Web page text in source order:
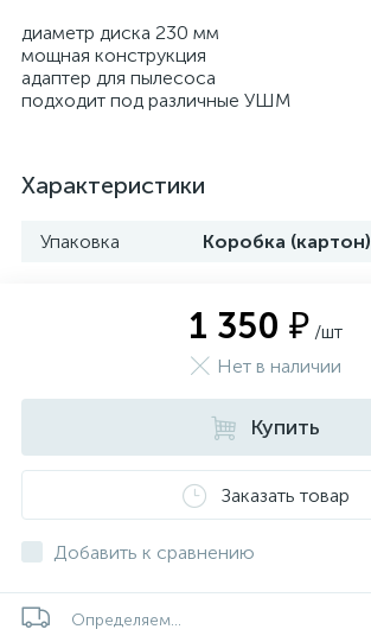
диаметр диска 230 мм
мощная конструкция
адаптер для пылесоса
подходит под различные УШМ
Характеристики
Упаковка Коробка (картон)
1 350 ₽ /шт
Нет в наличии
Купить
Заказать товар
Добавить к сравнению
Определяем...